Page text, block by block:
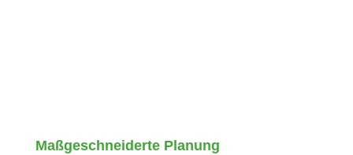
Maßgeschneiderte Planung